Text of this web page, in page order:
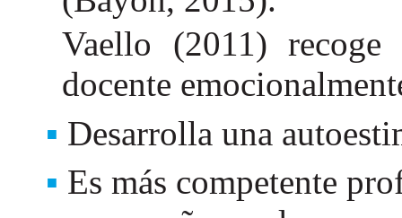
Vaello (2011)
docente
Desarrolla una
Es más competente